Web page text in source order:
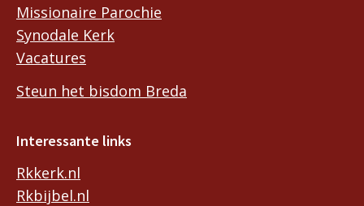
Missionaire Parochie
Synodale Kerk
Vacatures
Steun het bisdom Breda
Interessante links
Rkkerk.nl
Rkbijbel.nl